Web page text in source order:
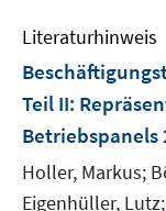
m
F
n
s
t
e
Literaturhinweis
Teil II:
Betriebspanels
Holler, Markus;
Eigenhüller, Lutz;